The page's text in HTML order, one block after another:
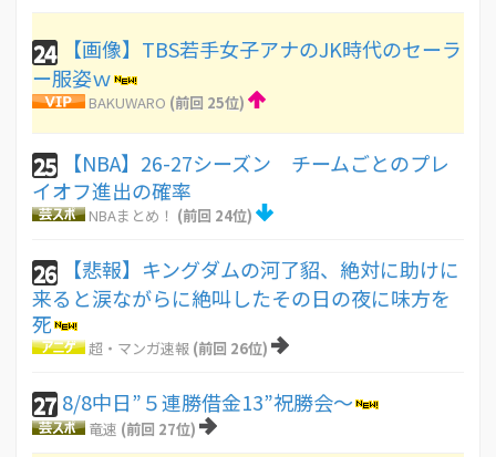
24
【画像】TBS若手女子アナのJK時代のセーラ
ー服姿ｗ
BAKUWARO (前回 25位)
25
【NBA】26-27シーズン チームごとのプレ
イオフ進出の確率
NBAまとめ！ (前回 24位)
26
【悲報】キングダムの河了貂、絶対に助けに
来ると涙ながらに絶叫したその日の夜に味方を
死
超・マンガ速報 (前回 26位)
27 8/8中日”５連勝借金13”祝勝会～
竜速 (前回 27位)